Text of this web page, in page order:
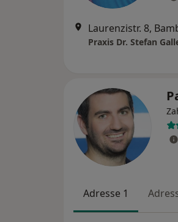
Laurenzistr. 8,
Praxis Dr. Stefan
Adresse 1